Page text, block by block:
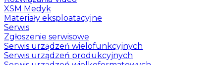
XSM Medyk
Materiały eksploatacyjne
Serwis
Zgłoszenie serwisowe
Serwis urządzeń wielofunkcyjnych
Serwis urządzeń produkcyjnych